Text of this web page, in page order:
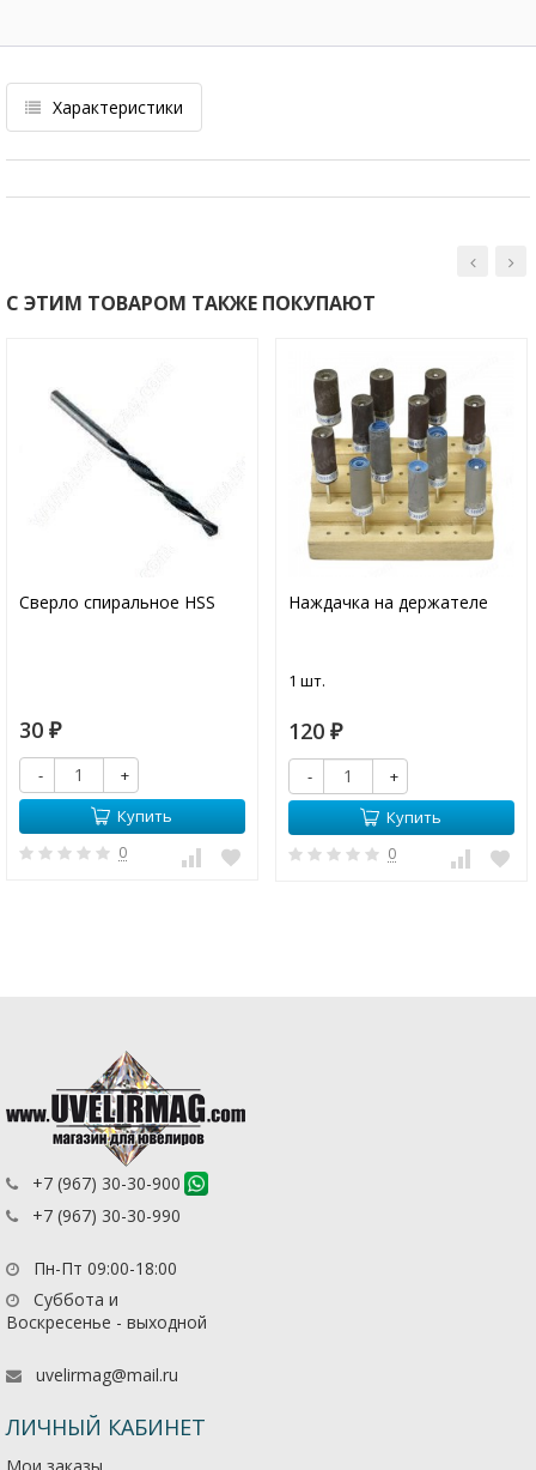
Характеристики
С ЭТИМ ТОВАРОМ ТАКЖЕ ПОКУПАЮТ
Сверло спиральное HSS
30 ₽
-
+
Купить
0
Наждачка на держателе
1 шт.
120 ₽
-
+
Купить
0
+7 (967) 30-30-900
+7 (967) 30-30-990
Пн-Пт 09:00-18:00
Суббота и
Воскресенье - выходной
uvelirmag@mail.ru
ЛИЧНЫЙ КАБИНЕТ